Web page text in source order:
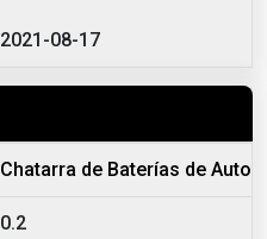
2021-08-17
Chatarra de Baterías de Auto
0.2